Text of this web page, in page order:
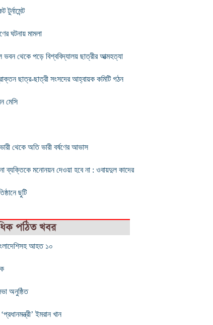
ঘটনায় মামলা
ভবন থেকে পড়ে বিশ্ববিদ্যালয় ছাত্রীর আত্মহত্যা
ছাত্র-ছাত্রী সংসদের আহ্বায়ক কমিটি গঠন
মেসি
থেকে অতি ভারী বর্ষণের আভাস
ব্যক্তিকে মনোনয়ন দেওয়া হবে না : ওবায়দুল কাদের
ছুটি
পঠিত খবর
আহত ১০
অনুষ্ঠিত
ইমরান খান